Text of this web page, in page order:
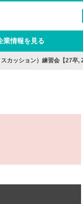
業情報を見る
カッション）練習会【27卒,